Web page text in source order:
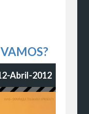
Abril-2012